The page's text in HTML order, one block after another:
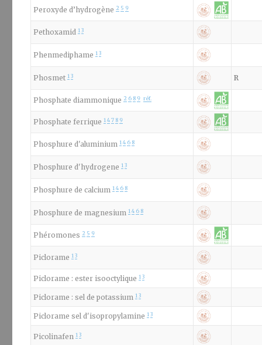
Peroxyde d’hydrogène 2 5 9
Pethoxamid 1 3
Phenmediphame 1 3
Phosmet 1 3 R
Phosphate diammonique 2 6 8 9 réf.
Phosphate ferrique 1 4 7 8 9
Phosphure d'aluminium 1 4 6 8
Phosphure d'hydrogene 1 3
Phosphure de calcium 1 4 6 8
Phosphure de magnesium 1 4 6 8
Phéromones 2 5 9
Piclorame 1 3
Piclorame : ester isooctylique 1 3
Piclorame : sel de potassium 1 3
Piclorame sel d'isopropylamine 1 3
Picolinafen 1 3